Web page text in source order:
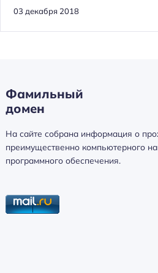
03 декабря 2018
Фамильный
домен
На сайте собрана информация о
преимущественно компьютерного
программного обеспечения.
т
и